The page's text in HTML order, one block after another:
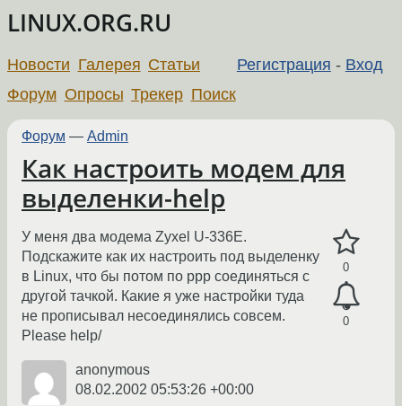
LINUX.ORG.RU
Регистрация - Вход
Новости Галерея Статьи
Форум Опросы Трекер Поиск
Форум — Admin
Как настроить модем для
выделенки-help
0
0
У меня два модема Zyxel U-336E.
Подскажите как их настроить под выделенку
в Linux, что бы потом по ppp соединяться с
другой тачкой. Какие я уже настройки туда
не прописывал несоединялись совсем.
Please help/
anonymous
08.02.2002 05:53:26 +00:00